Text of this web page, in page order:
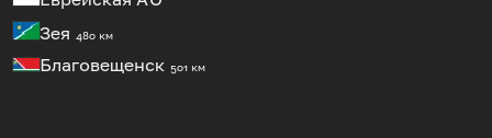
Зея 480 км
Благовещенск 501 км